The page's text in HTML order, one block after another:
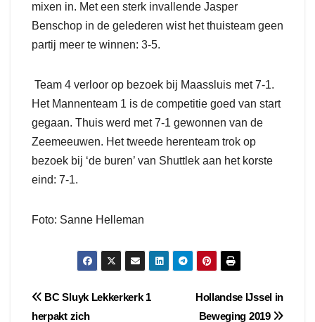
mixen in. Met een sterk invallende Jasper
Benschop in de gelederen wist het thuisteam geen
partij meer te winnen: 3-5.
Team 4 verloor op bezoek bij Maassluis met 7-1.
Het Mannenteam 1 is de competitie goed van start
gegaan. Thuis werd met 7-1 gewonnen van de
Zeemeeuwen. Het tweede herenteam trok op
bezoek bij ‘de buren’ van Shuttlek aan het korste
eind: 7-1.
Foto: Sanne Helleman
Bericht
Hollandse IJssel in
Beweging 2019
BC Sluyk Lekkerkerk 1
herpakt zich